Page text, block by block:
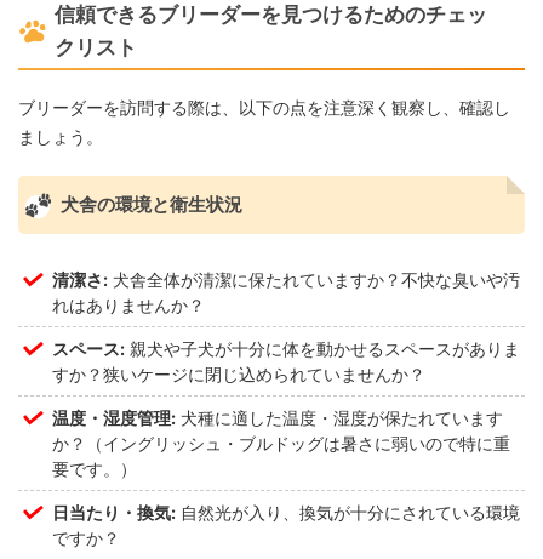
信頼できるブリーダーを見つけるためのチェッ
クリスト
ブリーダーを訪問する際は、以下の点を注意深く観察し、確認し
ましょう。
犬舎の環境と衛生状況
清潔さ: 犬舎全体が清潔に保たれていますか？不快な臭いや汚
れはありませんか？
スペース: 親犬や子犬が十分に体を動かせるスペースがありま
すか？狭いケージに閉じ込められていませんか？
温度・湿度管理: 犬種に適した温度・湿度が保たれています
か？（イングリッシュ・ブルドッグは暑さに弱いので特に重
要です。）
日当たり・換気: 自然光が入り、換気が十分にされている環境
ですか？